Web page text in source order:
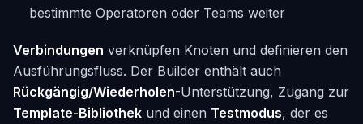
bestimmte Operatoren oder Teams weiter
Verbindungen verknüpfen Knoten und definieren den
Ausführungsfluss. Der Builder enthält auch
Rückgängig/Wiederholen-Unterstützung, Zugang zur
Template-Bibliothek und einen Testmodus, der es